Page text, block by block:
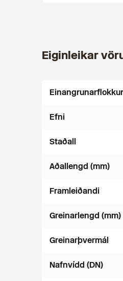
Eiginleikar
Einangrunarflokkur
Efni
Staðall
Aðallengd (mm)
Framleiðandi
Greinarlengd (mm)
Greinarþvermál
Nafnvídd (DN)